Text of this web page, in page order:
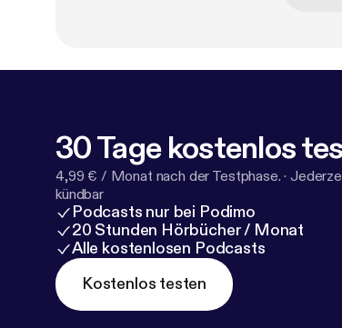
30 Tage kostenlos
4,99 € / Monat nach der Testphase. ·
kündbar
Podcasts nur bei Podimo
20 Stunden Hörbücher / Monat
Alle kostenlosen Podcasts
Kostenlos testen